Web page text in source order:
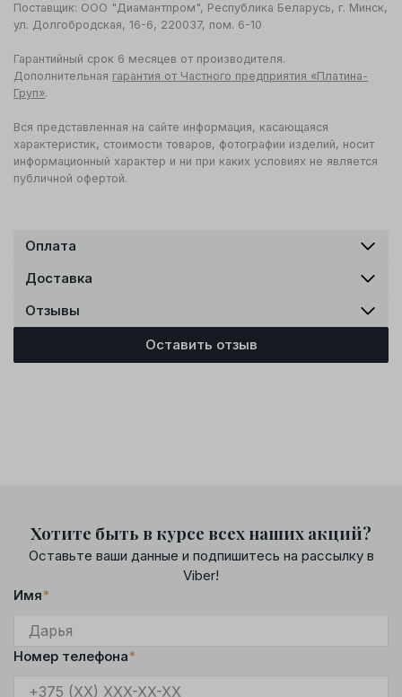
Поставщик: ООО "Диамантпром", Республика Беларусь, г. Минск,
ул. Долгобродская, 16-6, 220037, пом. 6-10
Гарантийный срок 6 месяцев от производителя.
Дополнительная гарантия от Частного предприятия «Платина-
Груп».
Вся представленная на сайте информация, касающаяся
характеристик, стоимости товаров, фотографии изделий, носит
информационный характер и ни при каких условиях не является
публичной офертой.
Оплата
Доставка
Отзывы
Оставить отзыв
Хотите быть в курсе всех наших акций?
Оставьте ваши данные и подпишитесь на рассылку в
Viber!
Имя*
Номер телефона*